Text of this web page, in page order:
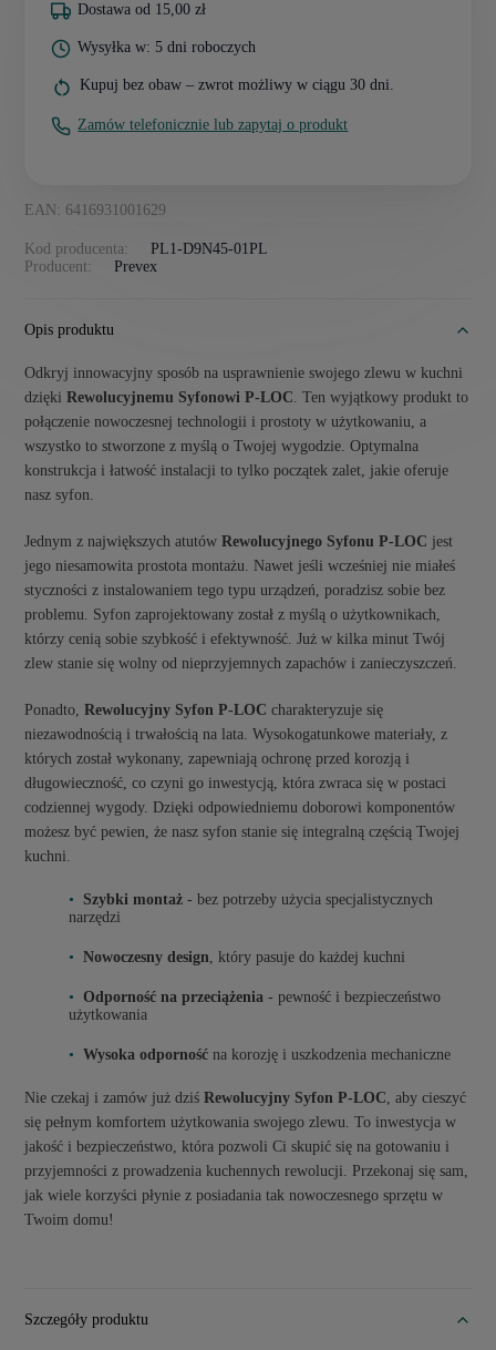
EAN: 6416931001629
Kod producenta:
PL1-D9N45-01PL
Producent:
Prevex
Dostawa od 15,00 zł
Wysyłka w: 5 dni roboczych
Kupuj bez obaw – zwrot możliwy w ciągu 30 dni.
Zamów telefonicznie lub zapytaj o produkt
Opis produktu
Odkryj innowacyjny sposób na usprawnienie swojego zlewu w kuchni
dziękiRewolucyjnemu Syfonowi P-LOC. Ten wyjątkowy produkt to
połączenie nowoczesnej technologii i prostoty w użytkowaniu, a
wszystko to stworzone z myślą o Twojej wygodzie. Optymalna
konstrukcja i łatwość instalacji to tylko początek zalet, jakie oferuje
nasz syfon.
Jednym z największych atutówRewolucyjnego Syfonu P-LOC jest
jego niesamowita prostota montażu. Nawet jeśli wcześniej nie miałeś
styczności z instalowaniem tego typu urządzeń, poradzisz sobie bez
problemu. Syfon zaprojektowany został z myślą o użytkownikach,
którzy cenią sobie szybkość i efektywność. Już w kilka minut Twój
zlew stanie się wolny od nieprzyjemnych zapachów i zanieczyszczeń.
Ponadto,Rewolucyjny Syfon P-LOC charakteryzuje się
niezawodnością i trwałością na lata. Wysokogatunkowe materiały, z
których został wykonany, zapewniają ochronę przed korozją i
długowieczność, co czyni go inwestycją, która zwraca się w postaci
codziennej wygody. Dzięki odpowiedniemu doborowi komponentów
możesz być pewien, że nasz syfon stanie się integralną częścią Twojej
kuchni.
Szybki montaż - bez potrzeby użycia specjalistycznych
narzędzi
Nowoczesny design, który pasuje do każdej kuchni
Odporność na przeciążenia - pewność i bezpieczeństwo
użytkowania
Wysoka odporność na korozję i uszkodzenia mechaniczne
Nie czekaj i zamów już dziśRewolucyjny Syfon P-LOC, aby cieszyć
się pełnym komfortem użytkowania swojego zlewu. To inwestycja w
jakość i bezpieczeństwo, która pozwoli Ci skupić się na gotowaniu i
przyjemności z prowadzenia kuchennych rewolucji. Przekonaj się sam,
jak wiele korzyści płynie z posiadania tak nowoczesnego sprzętu w
Twoim domu!
Szczegóły produktu